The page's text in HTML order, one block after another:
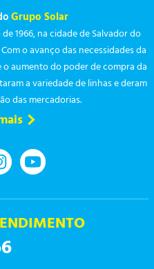
Grupo Solar
1966, na cidade de Salvador do
o avanço das necessidades da
aumento do poder de compra da
a variedade de linhas e deram
das mercadorias.